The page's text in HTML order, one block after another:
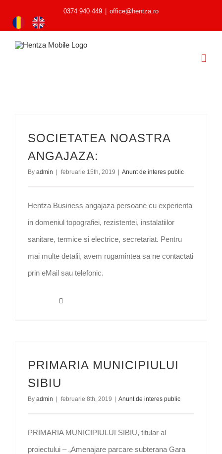
0374 940 449 office@hentza.ro
SOCIETATEA NOASTRA
ANGAJAZA:
By admin februarie 15th, 2019 Anunt de interes public
Hentza Business angajaza persoane cu experienta
in domeniul topografiei, rezistentei, instalatiilor
sanitare, termice si electrice, secretariat. Pentru
mai multe detalii, avem rugamintea sa ne contactati
prin eMail sau telefonic.
PRIMARIA MUNICIPIULUI
SIBIU
By admin februarie 8th, 2019 Anunt de interes public
PRIMARIA MUNICIPIULUI SIBIU, titular al
proiectului – „Amenajare parcare subterana Gara